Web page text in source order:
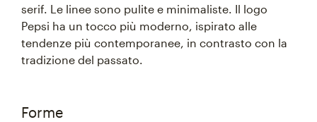
serif. Le linee sono pulite e minimaliste. Il logo
Pepsi ha un tocco più moderno, ispirato alle
tendenze più contemporanee, in contrasto con la
tradizione del passato.
Forme